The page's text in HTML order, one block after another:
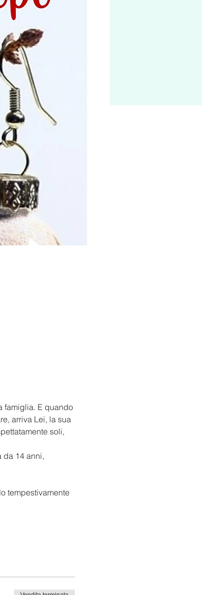
famiglia. E quando
arriva Lei, la sua
soli,
da 14 anni,
tempestivamente